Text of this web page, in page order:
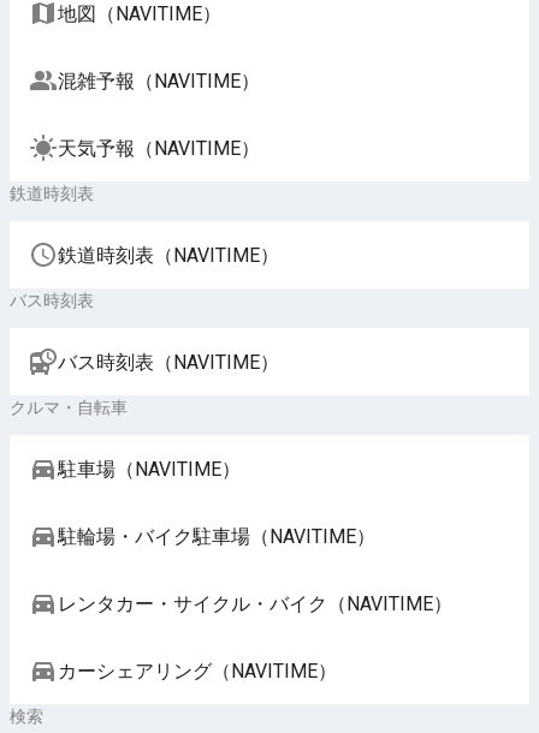
地図（NAVITIME）
混雑予報（NAVITIME）
天気予報（NAVITIME）
鉄道時刻表
鉄道時刻表（NAVITIME）
バス時刻表
バス時刻表（NAVITIME）
クルマ・自転車
駐車場（NAVITIME）
駐輪場・バイク駐車場（NAVITIME）
レンタカー・サイクル・バイク（NAVITIME）
カーシェアリング（NAVITIME）
検索